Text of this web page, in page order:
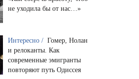
не уходила бы от нас…»
Интересно / Гомер, Нолан
и релоканты. Как
современные эмигранты
повторяют путь Одиссея